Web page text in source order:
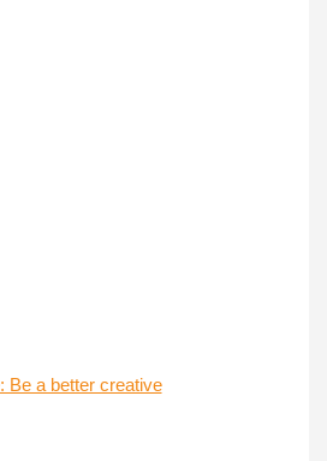
Be a better creative